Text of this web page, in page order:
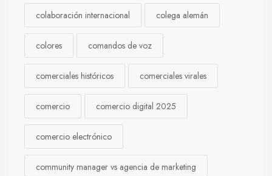
colaboración internacional colega alemán
colores comandos de voz
comerciales históricos comerciales virales
comercio comercio digital 2025
comercio electrónico
community manager vs agencia de marketing